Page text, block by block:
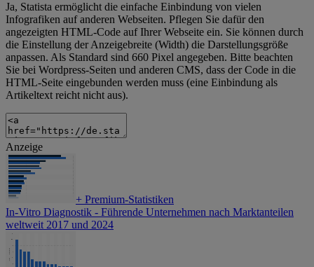
Ja, Statista ermöglicht die einfache Einbindung von vielen
Infografiken auf anderen Webseiten. Pflegen Sie dafür den
angezeigten HTML-Code auf Ihrer Webseite ein. Sie können durch
die Einstellung der Anzeigebreite (Width) die Darstellungsgröße
anpassen. Als Standard sind 660 Pixel angegeben. Bitte beachten
Sie bei Wordpress-Seiten und anderen CMS, dass der Code in die
HTML-Seite eingebunden werden muss (eine Einbindung als
Artikeltext reicht nicht aus).
Anzeige
+ Premium-Statistiken
In-Vitro Diagnostik - Führende Unternehmen nach Marktanteilen
weltweit 2017 und 2024